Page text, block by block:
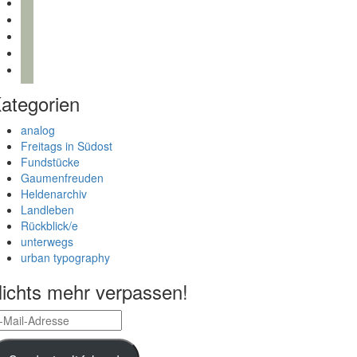
analog
Freitags in Südost
Fundstücke
Gaumenfreuden
Heldenarchiv
Landleben
Rückblick/e
unterwegs
urban typography
mehr verpassen!